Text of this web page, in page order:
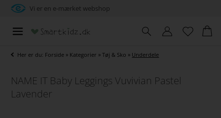
Vi er en e-mærket webshop
Her er du: Forside » Kategorier »Tøj & Sko » Underdele
NAME IT Baby Leggings Vuvivian Pastel
Lavender